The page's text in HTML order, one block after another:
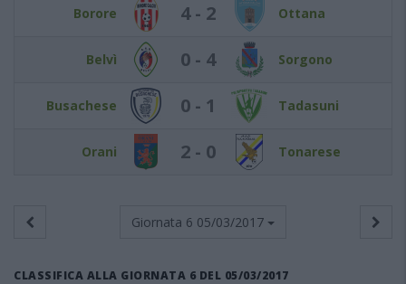
Borore 4 - 2 Ottana
Belvì 0 - 4 Sorgono
Busachese 0 - 1 Tadasuni
Orani 2 - 0 Tonarese
Giornata 6 05/03/2017
CLASSIFICA ALLA GIORNATA 6 DEL 05/03/2017